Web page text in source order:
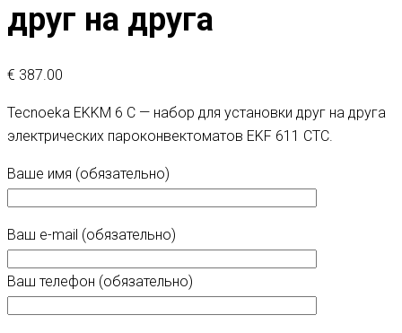
друг на друга
€ 387.00
Tecnoeka EKKM 6 C — набор для установки друг на друга
электрических пароконвектоматов EKF 611 CTC.
Ваше имя (обязательно)
Ваш e-mail (обязательно)
Ваш телефон (обязательно)